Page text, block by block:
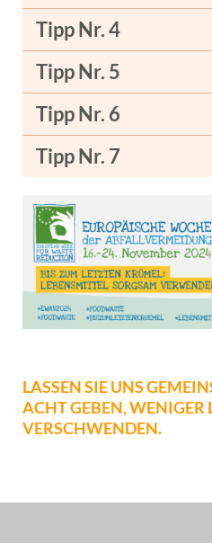
Tipp Nr. 4
Tipp Nr. 5
Tipp Nr. 6
Tipp Nr. 7
LASSEN SIE UNS
ACHT GEBEN, WENIGER
VERSCHWENDEN.